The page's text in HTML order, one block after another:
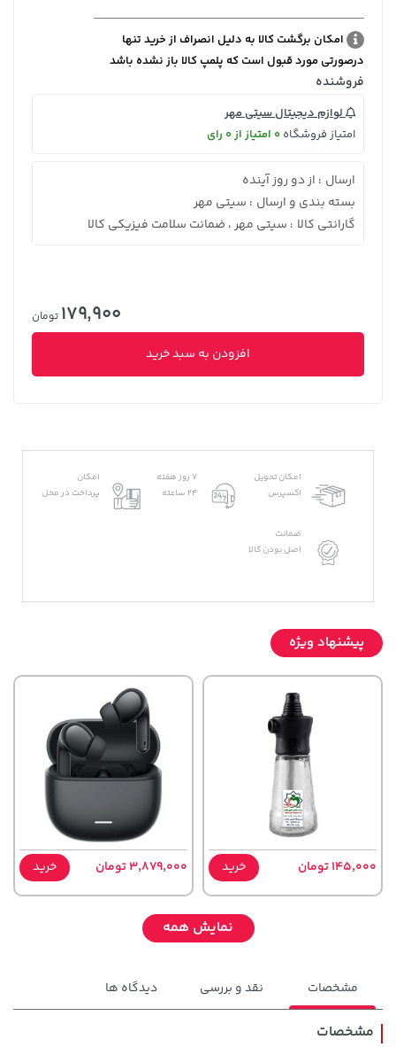
امکان برگشت کالا به دلیل انصراف از خرید تنها
درصورتی مورد قبول است که پلمپ کالا باز نشده باشد
فروشنده
لوازم دیجیتال سیتی مهر
امتیاز فروشگاه 0 امتیاز از 0 رای
ارسال : از دو روز آینده
بسته بندی و ارسال : سیتی مهر
گارانتی کالا : سیتی مهر ، ضمانت سلامت فیزیکی کالا
179,900 تومان
افزودن به سبد خرید
امکان تحویل
اکسپرس
7 روز هفته
24 ساعته
امکان
پرداخت در محل
ضمانت
اصل بودن کالا
پیشنهاد ویژه
145,000 تومان خرید 3,879,000 تومان خرید
نمایش همه
مشخصات نقد و بررسی دیدگاه ها
مشخصات